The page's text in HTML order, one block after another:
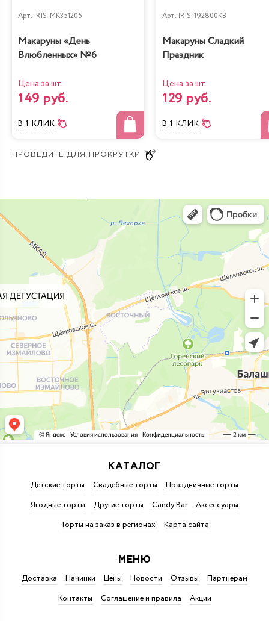
Арт. IRIS-MK351205
Макаруны «День
Влюбленных» №6
Цена за шт.
149 руб.
В 1 КЛИК
Арт. IRIS-192800KB
Макаруны Сладкий
Праздник
Цена за шт.
129 руб.
В 1 КЛИК
КАТАЛОГ
Детские торты Свадебные торты
Праздничные торты
Ягодные торты
Другие торты Candy Bar
Аксессуары
Торты на заказ в регионах
Карта сайта
МЕНЮ
Доставка Начинки Цены Новости Отзывы
Партнерам
Контакты
Соглашение и правила Акции